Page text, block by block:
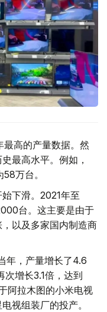
高的产量数据。然
最高水平。例如，
万台。
下滑。2021年至
台。这主要是由于
以及多家国内制造商
年，产量增长了4.6
增长3.1倍，达到
阿拉木图的小米电视
视组装厂的投产。